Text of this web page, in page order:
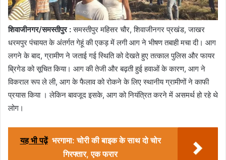
शिवाजीनगर/समस्तीपुर :समस्तीपुर महिसर चौर, शिवाजीनगर प्रखंड, जाखर
धरमपुर पंचायत के अंतर्गत गेहूं की एकड़ में लगी आग ने भीषण तबाही मचा दी। आग
लगने के बाद, ग्रामीण ने जताई गई स्थिति को देखते हुए तत्काल पुलिस और फायर
ब्रिगेड को सूचित किया। आग की तेजी और बढ़ती हुई हवाओं के कारण, आग ने
विकराल रूप ले ली, आग के फैलाव को रोकने के लिए स्थानीय ग्रामीणों ने काफी
प्रयास किया । लेकिन बावजूद इसके, आग को नियंत्रित करने में असमर्थ हो रहे थे
लोग।
यह भी पढ़ें भरगामा: चोरी की बाइक के साथ दो चोर
गिरफ्तार, एक फरार